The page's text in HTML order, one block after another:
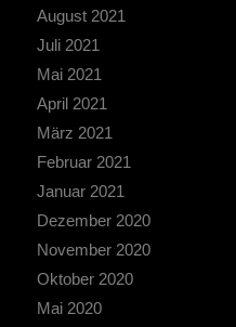
August 2021
Juli 2021
Mai 2021
April 2021
März 2021
Februar 2021
Januar 2021
Dezember 2020
November 2020
Oktober 2020
Mai 2020